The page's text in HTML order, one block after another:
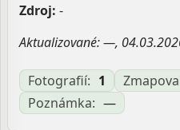
Zdroj: -
Aktualizované: —,
Fotografií: 1
Poznámka: —